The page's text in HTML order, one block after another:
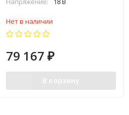
Нет в наличии
79 167₽
В корзину